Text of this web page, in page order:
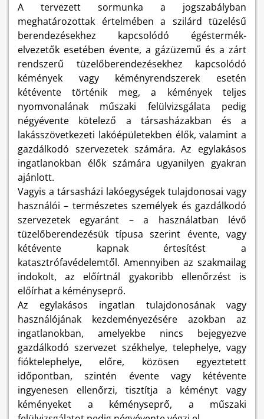
A tervezett sormunka a jogszabályban
meghatározottak értelmében a szilárd tüzelésű
berendezésekhez kapcsolódó égéstermék-
elvezetők esetében évente, a gázüzemű és a zárt
rendszerű tüzelőberendezésekhez kapcsolódó
kémények vagy kéményrendszerek esetén
kétévente történik meg, a kémények teljes
nyomvonalának műszaki felülvizsgálata pedig
négyévente kötelező a társasházakban és a
lakásszövetkezeti lakóépületekben élők, valamint a
gazdálkodó szervezetek számára. Az egylakásos
ingatlanokban élők számára ugyanilyen gyakran
ajánlott.
Vagyis a társasházi lakóegységek tulajdonosai vagy
használói – természetes személyek és gazdálkodó
szervezetek egyaránt – a használatban lévő
tüzelőberendezésük típusa szerint évente, vagy
kétévente kapnak értesítést a
katasztrófavédelemtől. Amennyiben az szakmailag
indokolt, az előírtnál gyakoribb ellenőrzést is
előírhat a kéményseprő.
Az egylakásos ingatlan tulajdonosának vagy
használójának kezdeményezésére azokban az
ingatlanokban, amelyekbe nincs bejegyezve
gazdálkodó szervezet székhelye, telephelye, vagy
fióktelephelye, előre, közösen egyeztetett
időpontban, szintén évente vagy kétévente
ingyenesen ellenőrzi, tisztítja a kéményt vagy
kéményeket a kéményseprő, a műszaki